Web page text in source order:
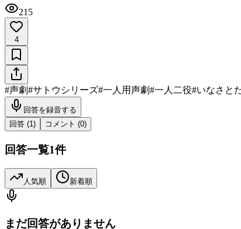
215
4
#声劇#サトウシリーズ#一人用声劇#一人二役#いなさと
回答を録音する
回答 (1 ) コメント (0)
回答一覧1件
人気順 新着順
まだ回答がありません